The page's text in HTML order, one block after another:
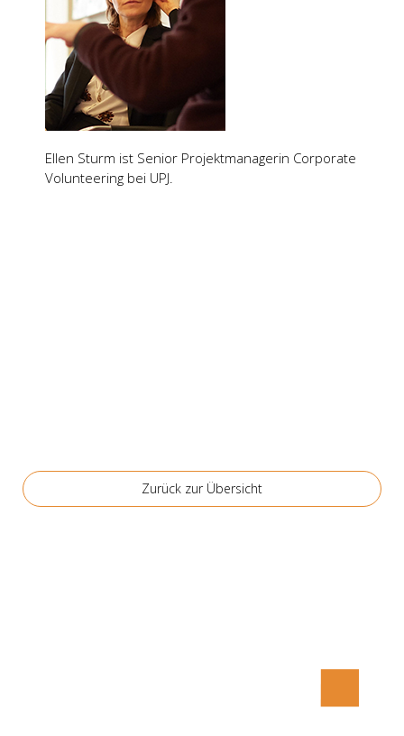
Ellen Sturm ist Seni­or Pro­jekt­ma­na­ge­rin Cor­po­ra­te
Vol­un­tee­ring bei UPJ.
Zurück zur Über­sicht